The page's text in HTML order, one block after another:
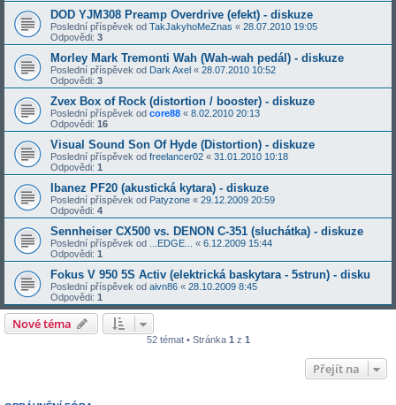
DOD YJM308 Preamp Overdrive (efekt) - diskuze
Poslední příspěvek od TakJakyhoMeZnas « 28.07.2010 19:05
Odpovědi: 3
Morley Mark Tremonti Wah (Wah-wah pedál) - diskuze
Poslední příspěvek od Dark Axel « 28.07.2010 10:52
Odpovědi: 3
Zvex Box of Rock (distortion / booster) - diskuze
Poslední příspěvek od core88 « 8.02.2010 20:13
Odpovědi: 16
Visual Sound Son Of Hyde (Distortion) - diskuze
Poslední příspěvek od freelancer02 « 31.01.2010 10:18
Odpovědi: 1
Ibanez PF20 (akustická kytara) - diskuze
Poslední příspěvek od Patyzone « 29.12.2009 20:59
Odpovědi: 4
Sennheiser CX500 vs. DENON C-351 (sluchátka) - diskuze
Poslední příspěvek od ...EDGE... « 6.12.2009 15:44
Odpovědi: 1
Fokus V 950 5S Activ (elektrická baskytara - 5strun) - disku
Poslední příspěvek od aivn86 « 28.10.2009 8:45
Odpovědi: 1
Nové téma
52 témat • Stránka 1 z 1
Přejít na